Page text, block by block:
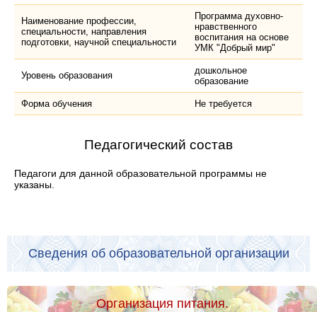
Наименование профессии,
специальности, направления
подготовки, научной специальности
Программа духовно-
нравственного
воспитания на основе
УМК "Добрый мир"
Уровень образования
дошкольное
образование
Форма обучения Не требуется
Педагогический состав
Педагоги для данной образовательной программы не
указаны.
Сведения об образовательной организации
Организация питания.